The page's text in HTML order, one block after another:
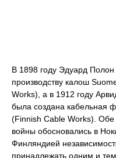
В 1898 году Эдуард
производству калош
Works), а в 1912 году
была создана кабельная
(Finnish Cable Works).
войны обосновались в
Финляндией
принадлежать одним и